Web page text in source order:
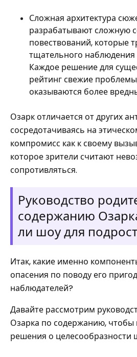
Сложная архитектура
разрабатывают сложную
повествований, которые
тщательного наблюдения
Каждое решение для
рейтинг свежие
оказываются более
Озарк отличается от других
сосредотачиваясь на
компромисс как к своему
которое зрители считают
сопротивляться.
Руководство
содержанию
ли шоу для
Итак, какие именно
опасения по поводу его
наблюдателей?
Давайте рассмотрим
Озарка по содержанию,
решения о целесообразности